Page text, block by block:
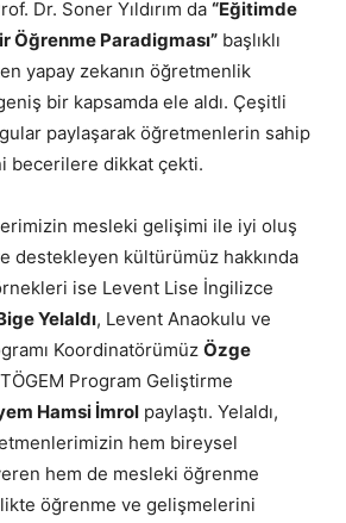
Dr. Soner Yıldırım da “Eğitimde
Öğrenme Paradigması” başlıklı
yapay zekanın öğretmenlik
bir kapsamda ele aldı. Çeşitli
paylaşarak öğretmenlerin sahip
becerilere dikkat çekti.
mesleki gelişimi ile iyi oluş
destekleyen kültürümüz hakkında
ise Levent Lise İngilizce
Yelaldı, Levent Anaokulu ve
Koordinatörümüz Özge
Program Geliştirme
Hamsi İmrol paylaştı. Yelaldı,
hem bireysel
hem de mesleki öğrenme
öğrenme ve gelişmelerini